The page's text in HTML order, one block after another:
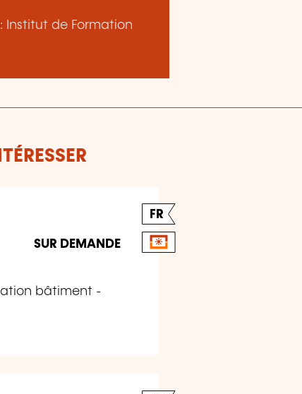
Institut de Formation
FR
SUR DEMANDE
bâtiment -